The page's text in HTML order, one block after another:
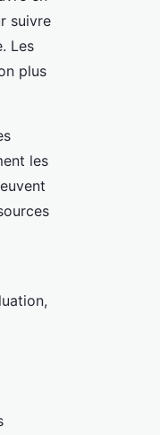
suivre
Les
plus
les